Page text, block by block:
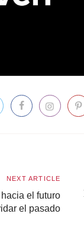
Next
article
NEXT ARTICLE
el futuro
el pasado